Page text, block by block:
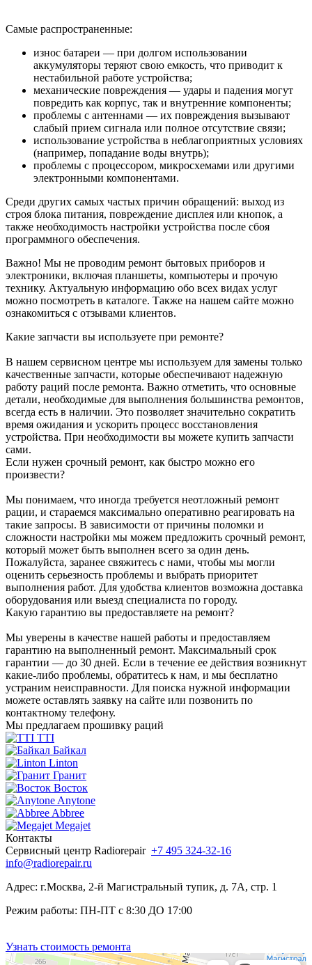
Самые распространенные:
износ батареи — при долгом использовании
аккумуляторы теряют свою емкость, что приводит к
нестабильной работе устройства;
механические повреждения — удары и падения могут
повредить как корпус, так и внутренние компоненты;
проблемы с антеннами — их повреждения вызывают
слабый прием сигнала или полное отсутствие связи;
использование устройства в неблагоприятных условиях
(например, попадание воды внутрь);
проблемы с процессором, микросхемами или другими
электронными компонентами.
Среди других самых частых причин обращений: выход из
строя блока питания, повреждение дисплея или кнопок, а
также необходимость настройки устройства после сбоя
программного обеспечения.
Важно! Мы не проводим ремонт бытовых приборов и
электроники, включая планшеты, компьютеры и прочую
технику. Актуальную информацию обо всех видах услуг
можно посмотреть в каталоге. Также на нашем сайте можно
ознакомиться с отзывами клиентов.
Какие запчасти вы используете при ремонте?
В нашем сервисном центре мы используем для замены только
качественные запчасти, которые обеспечивают надежную
работу раций после ремонта. Важно отметить, что основные
детали, необходимые для выполнения большинства ремонтов,
всегда есть в наличии. Это позволяет значительно сократить
время ожидания и ускорить процесс восстановления
устройства. При необходимости вы можете купить запчасти
сами.
Если нужен срочный ремонт, как быстро можно его
произвести?
Мы понимаем, что иногда требуется неотложный ремонт
рации, и стараемся максимально оперативно реагировать на
такие запросы. В зависимости от причины поломки и
сложности настройки мы можем предложить срочный ремонт,
который может быть выполнен всего за один день.
Пожалуйста, заранее свяжитесь с нами, чтобы мы могли
оценить серьезность проблемы и выбрать приоритет
выполнения работ. Для удобства клиентов возможна доставка
оборудования или выезд специалиста по городу.
Какую гарантию вы предоставляете на ремонт?
Мы уверены в качестве нашей работы и предоставляем
гарантию на выполненный ремонт. Максимальный срок
гарантии — до 30 дней. Если в течение ее действия возникнут
какие-либо проблемы, обратитесь к нам, и мы бесплатно
устраним неисправности. Для поиска нужной информации
можете оставлять заявку на сайте или позвонить по
контактному телефону.
Мы предлагаем прошивку раций
TTI
Байкал
Linton
Гранит
Восток
Anytone
Abbree
Megajet
Контакты
Сервисный центр Radiorepair +7 495 324-32-16
info@radiorepair.ru
Адрес: г.Москва, 2-й Магистральный тупик, д. 7А, стр. 1
Режим работы: ПН-ПТ с 8:30 ДО 17:00
Узнать стоимость ремонта